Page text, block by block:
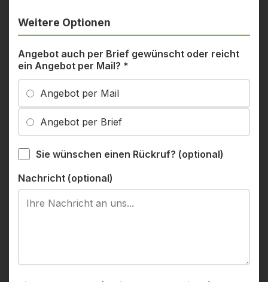
Weitere Optionen
Angebot auch per Brief gewünscht oder reicht
ein Angebot per Mail? *
Angebot per Mail
Angebot per Brief
Sie wünschen einen Rückruf? (optional)
Nachricht (optional)